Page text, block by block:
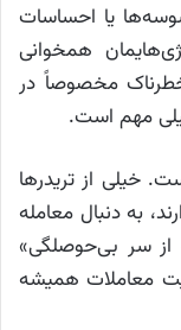
یا احساسات
همخوانی
مخصوصاً در
مهم است.
خیلی از تریدرها
به دنبال معامله
از سر بی‌حوصلگی»
معاملات همیشه